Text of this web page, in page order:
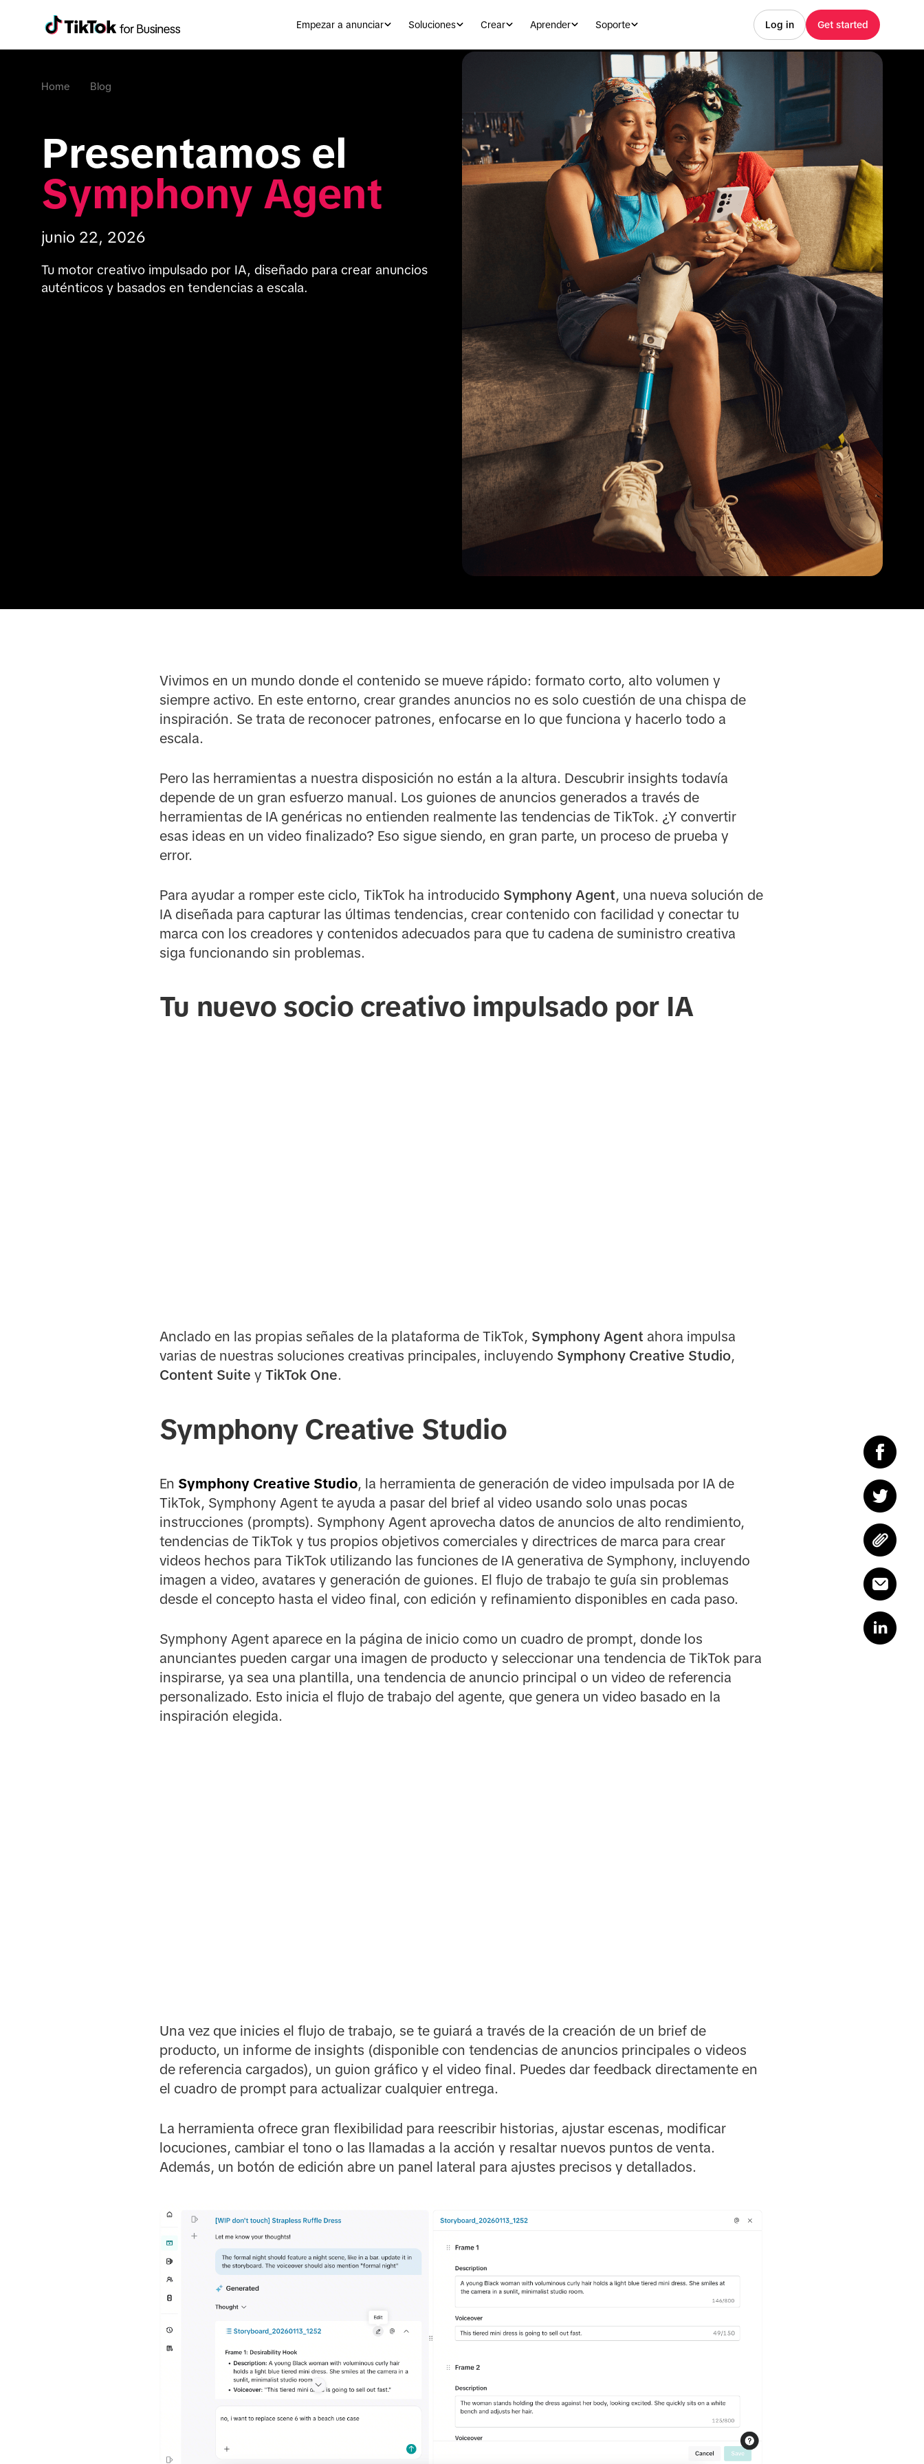
Empezar a anunciar Soluciones Crear Aprender Soporte Log in Get started
Home Blog
Symphony Agent
junio 22, 2026
Tu motor creativo impulsado por IA, diseñado para crear anuncios
auténticos y basados en tendencias a escala.
Vivimos en un mundo donde el contenido se mueve rápido: formato corto, alto volumen y
siempre activo. En este entorno, crear grandes anuncios no es solo cuestión de una chispa de
inspiración. Se trata de reconocer patrones, enfocarse en lo que funciona y hacerlo todo a
escala.
Pero las herramientas a nuestra disposición no están a la altura. Descubrir insights todavía
depende de un gran esfuerzo manual. Los guiones de anuncios generados a través de
herramientas de IA genéricas no entienden realmente las tendencias de TikTok. ¿Y convertir
esas ideas en un video finalizado? Eso sigue siendo, en gran parte, un proceso de prueba y
error.
Para ayudar a romper este ciclo, TikTok ha introducido Symphony Agent, una nueva solución de
IA diseñada para capturar las últimas tendencias, crear contenido con facilidad y conectar tu
marca con los creadores y contenidos adecuados para que tu cadena de suministro creativa
siga funcionando sin problemas.
Tu nuevo socio creativo impulsado por IA
Anclado en las propias señales de la plataforma de TikTok, Symphony Agent ahora impulsa
varias de nuestras soluciones creativas principales, incluyendo Symphony Creative Studio,
Content Suite y TikTok One.
Symphony Creative Studio
En Symphony Creative Studio, la herramienta de generación de video impulsada por IA de
TikTok, Symphony Agent te ayuda a pasar del brief al video usando solo unas pocas
instrucciones (prompts). Symphony Agent aprovecha datos de anuncios de alto rendimiento,
tendencias de TikTok y tus propios objetivos comerciales y directrices de marca para crear
videos hechos para TikTok utilizando las funciones de IA generativa de Symphony, incluyendo
imagen a video, avatares y generación de guiones. El flujo de trabajo te guía sin problemas
desde el concepto hasta el video final, con edición y refinamiento disponibles en cada paso.
Symphony Agent aparece en la página de inicio como un cuadro de prompt, donde los
anunciantes pueden cargar una imagen de producto y seleccionar una tendencia de TikTok para
inspirarse, ya sea una plantilla, una tendencia de anuncio principal o un video de referencia
personalizado. Esto inicia el flujo de trabajo del agente, que genera un video basado en la
inspiración elegida.
Una vez que inicies el flujo de trabajo, se te guiará a través de la creación de un brief de
producto, un informe de insights (disponible con tendencias de anuncios principales o videos
de referencia cargados), un guion gráfico y el video final. Puedes dar feedback directamente en
el cuadro de prompt para actualizar cualquier entrega.
La herramienta ofrece gran flexibilidad para reescribir historias, ajustar escenas, modificar
locuciones, cambiar el tono o las llamadas a la acción y resaltar nuevos puntos de venta.
Además, un botón de edición abre un panel lateral para ajustes precisos y detallados.